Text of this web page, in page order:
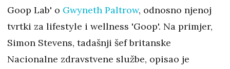
Goop Lab' o Gwyneth Paltrow, odnosno njenoj
tvrtki za lifestyle i wellness 'Goop'. Na primjer,
Simon Stevens, tadašnji šef britanske
Nacionalne zdravstvene službe, opisao je